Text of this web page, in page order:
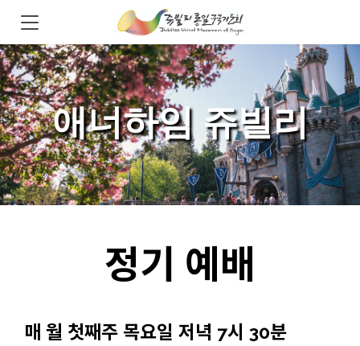
애너하임 쥬빌리
정기 예배
매 월 첫째주 목요일 저녁 7시 30분